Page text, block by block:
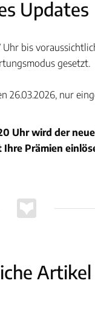
Updates
bis
gesetzt.
nur
Uhr wird der
Prämien
Artikel